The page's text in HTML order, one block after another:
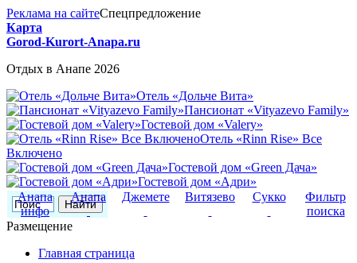
Реклама на сайтеСпецпредложение
Карта
Gorod-Kurort-Anapa.ru
Отдых в Анапе 2026
Отель «Дольче Вита»
Пансионат «Vityazevo Family»
Гостевой дом «Valery»
Отель «Rinn Rise» Все
Включено
Гостевой дом «Green Дача»
Гостевой дом «Адри»
Анапа
инфо
Анапа Джемете Витязево Сукко
Фильтр
поиска
Размещение
Главная страница